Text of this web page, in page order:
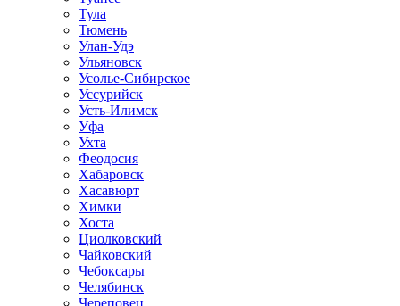
Тула
Тюмень
Улан-Удэ
Ульяновск
Усолье-Сибирское
Уссурийск
Усть-Илимск
Уфа
Ухта
Феодосия
Хабаровск
Хасавюрт
Химки
Хоста
Циолковский
Чайковский
Чебоксары
Челябинск
Череповец